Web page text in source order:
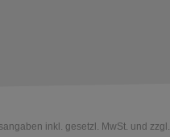
inkl. gesetzl. MwSt. und zzgl.